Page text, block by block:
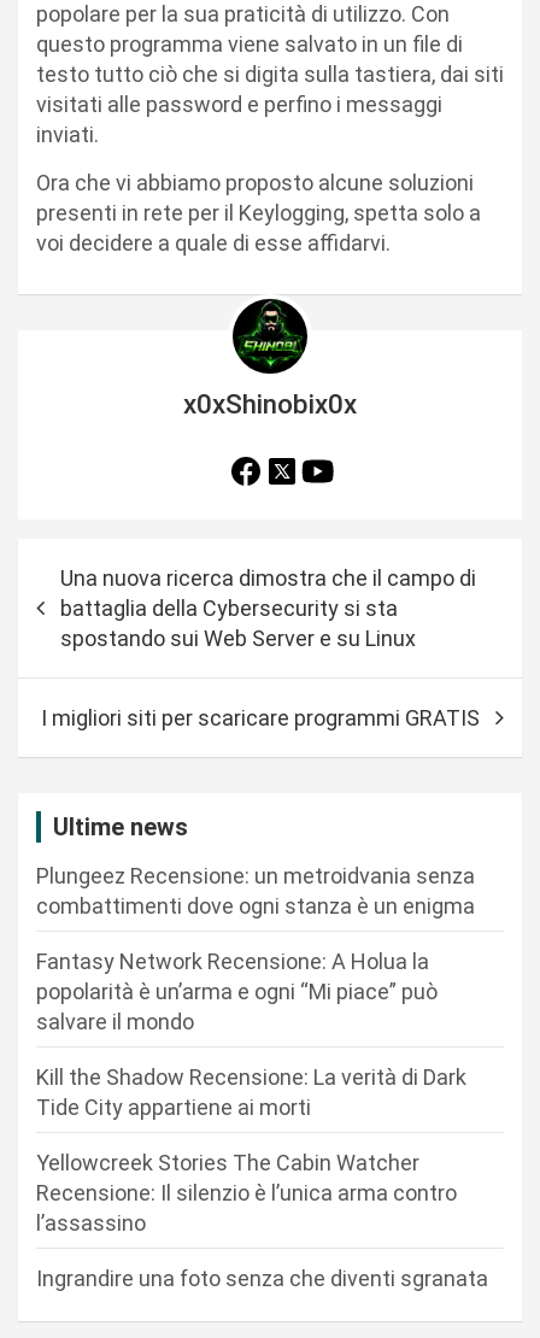
popolare per la sua praticità di utilizzo. Con
questo programma viene salvato in un file di
testo tutto ciò che si digita sulla tastiera, dai siti
visitati alle password e perfino i messaggi
inviati.
Ora che vi abbiamo proposto alcune soluzioni
presenti in rete per il Keylogging, spetta solo a
voi decidere a quale di esse affidarvi.
x0xShinobix0x
i
a
Una nuova ricerca dimostra che il campo di
battaglia della Cybersecurity si sta
spostando sui Web Server e su Linux
I migliori siti per scaricare programmi GRATIS
Ultime news
Plungeez Recensione: un metroidvania senza
combattimenti dove ogni stanza è un enigma
Fantasy Network Recensione: A Holua la
popolarità è un’arma e ogni “Mi piace” può
salvare il mondo
Kill the Shadow Recensione: La verità di Dark
Tide City appartiene ai morti
Yellowcreek Stories The Cabin Watcher
Recensione: Il silenzio è l’unica arma contro
l’assassino
Ingrandire una foto senza che diventi sgranata